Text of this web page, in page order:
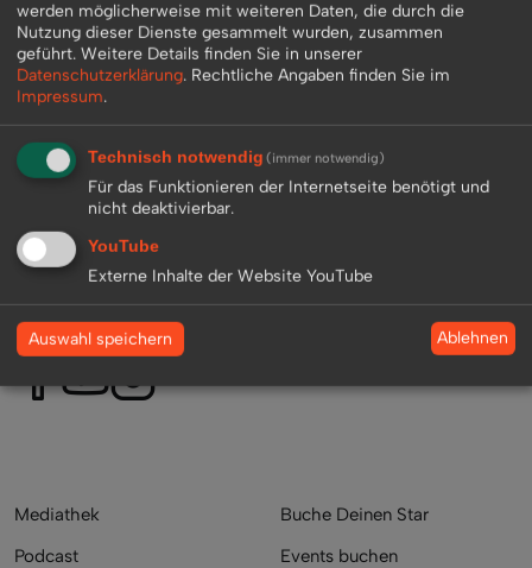
Zurück zur Übersicht
+49 (0) 2233 - 7 132 025
info@best-live-entertainment.de
Mediathek
Podcast
Buche Deinen Star
Events buchen
werden möglicherweise mit weiteren Daten, die durch die
Nutzung dieser Dienste gesammelt wurden, zusammen
geführt. Weitere Details finden Sie in unserer
Datenschutzerklärung. Rechtliche Angaben finden Sie im
Impressum.
Technisch notwendig (immer notwendig)
Für das Funktionieren der Internetseite benötigt und
nicht deaktivierbar.
YouTube
Externe Inhalte der Website YouTube
Auswahl speichern Ablehnen